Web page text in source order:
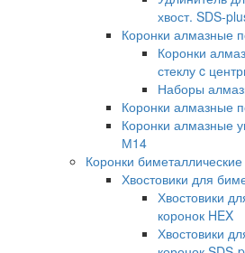
хвост. SDS-
Коронки алмазные
Коронки
стеклу c
Наборы
Коронки алмазные
Коронки алмазные
М14
Коронки биметаллические
Хвостовики для
Хвостовики
коронок HEX
Хвостовики